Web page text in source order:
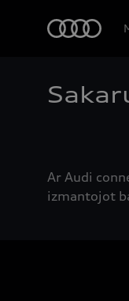
Ar Audi
izmantojot